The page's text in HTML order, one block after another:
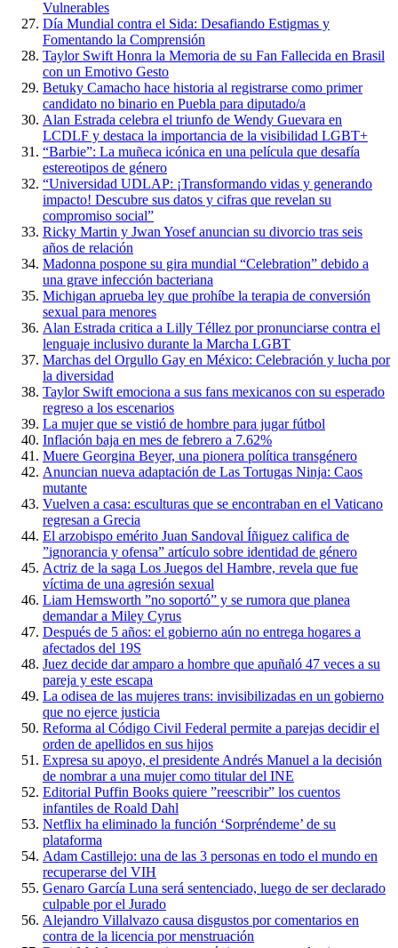
Vulnerables
Día Mundial contra el Sida: Desafiando Estigmas y
Fomentando la Comprensión
Taylor Swift Honra la Memoria de su Fan Fallecida en Brasil
con un Emotivo Gesto
Betuky Camacho hace historia al registrarse como primer
candidato no binario en Puebla para diputado/a
Alan Estrada celebra el triunfo de Wendy Guevara en
LCDLF y destaca la importancia de la visibilidad LGBT+
“Barbie”: La muñeca icónica en una película que desafía
estereotipos de género
“Universidad UDLAP: ¡Transformando vidas y generando
impacto! Descubre sus datos y cifras que revelan su
compromiso social”
Ricky Martin y Jwan Yosef anuncian su divorcio tras seis
años de relación
Madonna pospone su gira mundial “Celebration” debido a
una grave infección bacteriana
Michigan aprueba ley que prohíbe la terapia de conversión
sexual para menores
Alan Estrada critica a Lilly Téllez por pronunciarse contra el
lenguaje inclusivo durante la Marcha LGBT
Marchas del Orgullo Gay en México: Celebración y lucha por
la diversidad
Taylor Swift emociona a sus fans mexicanos con su esperado
regreso a los escenarios
La mujer que se vistió de hombre para jugar fútbol
Inflación baja en mes de febrero a 7.62%
Muere Georgina Beyer, una pionera política transgénero
Anuncian nueva adaptación de Las Tortugas Ninja: Caos
mutante
Vuelven a casa: esculturas que se encontraban en el Vaticano
regresan a Grecia
El arzobispo emérito Juan Sandoval Íñiguez califica de
”ignorancia y ofensa” artículo sobre identidad de género
Actriz de la saga Los Juegos del Hambre, revela que fue
víctima de una agresión sexual
Liam Hemsworth ”no soportó” y se rumora que planea
demandar a Miley Cyrus
Después de 5 años: el gobierno aún no entrega hogares a
afectados del 19S
Juez decide dar amparo a hombre que apuñaló 47 veces a su
pareja y este escapa
La odisea de las mujeres trans: invisibilizadas en un gobierno
que no ejerce justicia
Reforma al Código Civil Federal permite a parejas decidir el
orden de apellidos en sus hijos
Expresa su apoyo, el presidente Andrés Manuel a la decisión
de nombrar a una mujer como titular del INE
Editorial Puffin Books quiere ”reescribir” los cuentos
infantiles de Roald Dahl
Netflix ha eliminado la función ‘Sorpréndeme’ de su
plataforma
Adam Castillejo: una de las 3 personas en todo el mundo en
recuperarse del VIH
Genaro García Luna será sentenciado, luego de ser declarado
culpable por el Jurado
Alejandro Villalvazo causa disgustos por comentarios en
contra de la licencia por menstruación